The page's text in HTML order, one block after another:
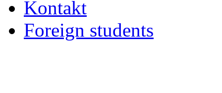
Kontakt
Foreign students